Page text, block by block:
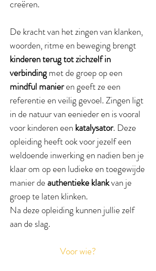
creëren.
De kracht van het zingen van klanken,
woorden, ritme en beweging brengt
kinderen terug tot zichzelf in
verbindingmet de groep op een
mindful manieren geeft ze een
referentie en veilig gevoel. Zingen ligt
in de natuur van eenieder en is vooral
voor kinderen een katalysator. Deze
opleiding heeft ook voor jezelf een
weldoende inwerking en nadien ben je
klaar om op een ludieke en toegewijde
manier de authentieke klankvan je
groep te laten klinken. ​
​Na deze opleiding kunnen jullie zelf
aan de slag.
Voor wie?